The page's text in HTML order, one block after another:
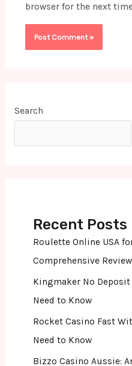
browser for the next
Search
Recent Posts
Roulette Online USA
Comprehensive Review
Kingmaker No
Need to Know
Rocket Casino Fast
Need to Know
Bizzo Casino Aussie: